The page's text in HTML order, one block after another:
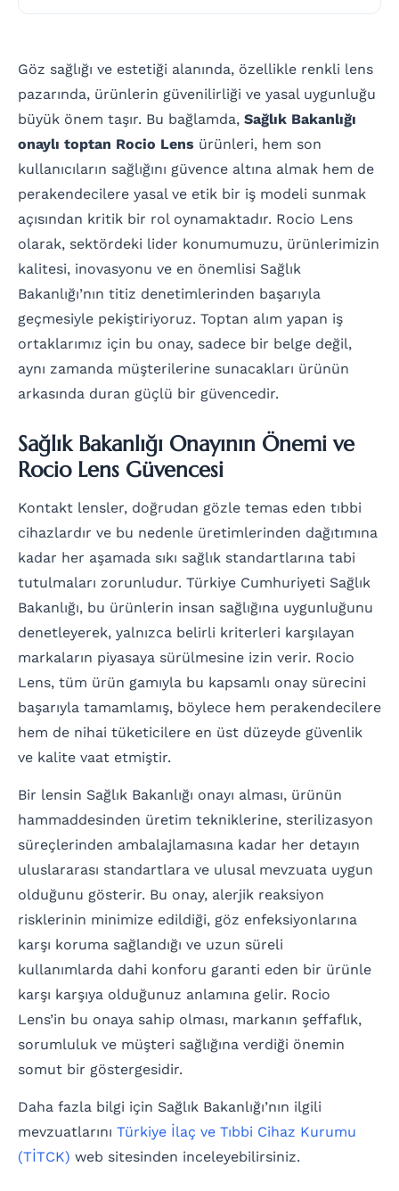
Göz sağlığı ve estetiği alanında, özellikle renkli lens
pazarında, ürünlerin güvenilirliği ve yasal uygunluğu
büyük önem taşır. Bu bağlamda, Sağlık Bakanlığı
onaylı toptan Rocio Lens ürünleri, hem son
kullanıcıların sağlığını güvence altına almak hem de
perakendecilere yasal ve etik bir iş modeli sunmak
açısından kritik bir rol oynamaktadır. Rocio Lens
olarak, sektördeki lider konumumuzu, ürünlerimizin
kalitesi, inovasyonu ve en önemlisi Sağlık
Bakanlığı’nın titiz denetimlerinden başarıyla
geçmesiyle pekiştiriyoruz. Toptan alım yapan iş
ortaklarımız için bu onay, sadece bir belge değil,
aynı zamanda müşterilerine sunacakları ürünün
arkasında duran güçlü bir güvencedir.
Sağlık Bakanlığı Onayının Önemi ve
Rocio Lens Güvencesi
Kontakt lensler, doğrudan gözle temas eden tıbbi
cihazlardır ve bu nedenle üretimlerinden dağıtımına
kadar her aşamada sıkı sağlık standartlarına tabi
tutulmaları zorunludur. Türkiye Cumhuriyeti Sağlık
Bakanlığı, bu ürünlerin insan sağlığına uygunluğunu
denetleyerek, yalnızca belirli kriterleri karşılayan
markaların piyasaya sürülmesine izin verir. Rocio
Lens, tüm ürün gamıyla bu kapsamlı onay sürecini
başarıyla tamamlamış, böylece hem perakendecilere
hem de nihai tüketicilere en üst düzeyde güvenlik
ve kalite vaat etmiştir.
Bir lensin Sağlık Bakanlığı onayı alması, ürünün
hammaddesinden üretim tekniklerine, sterilizasyon
süreçlerinden ambalajlamasına kadar her detayın
uluslararası standartlara ve ulusal mevzuata uygun
olduğunu gösterir. Bu onay, alerjik reaksiyon
risklerinin minimize edildiği, göz enfeksiyonlarına
karşı koruma sağlandığı ve uzun süreli
kullanımlarda dahi konforu garanti eden bir ürünle
karşı karşıya olduğunuz anlamına gelir. Rocio
Lens’in bu onaya sahip olması, markanın şeffaflık,
sorumluluk ve müşteri sağlığına verdiği önemin
somut bir göstergesidir.
Daha fazla bilgi için Sağlık Bakanlığı’nın ilgili
mevzuatlarını Türkiye İlaç ve Tıbbi Cihaz Kurumu
(TİTCK) web sitesinden inceleyebilirsiniz.